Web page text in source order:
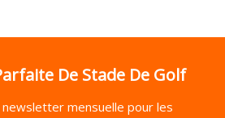
De Stade De Golf
mensuelle pour les